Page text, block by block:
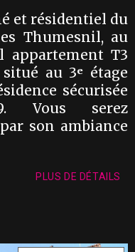
et résidentiel du
Thumesnil, au
appartement T3
au 3ᵉ étage
sécurisée
Vous serez
son ambiance
PLUS DE DÉTAILS